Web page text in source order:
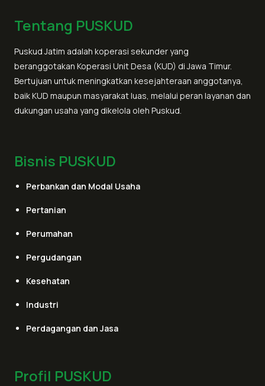
Tentang PUSKUD
Puskud Jatim adalah koperasi sekunder yang
beranggotakan Koperasi Unit Desa (KUD) di Jawa Timur.
Bertujuan untuk meningkatkan kesejahteraan anggotanya,
baik KUD maupun masyarakat luas, melalui peran layanan dan
dukungan usaha yang dikelola oleh Puskud.
Bisnis PUSKUD
Perbankan dan Modal Usaha
Pertanian
Perumahan
Pergudangan
Kesehatan
Industri
Perdagangan dan Jasa
Profil PUSKUD